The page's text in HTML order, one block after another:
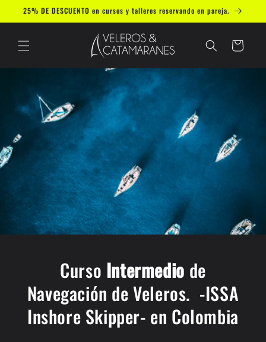
directamente
al contenido
25% DE DESCUENTO en cursos y talleres reservando en pareja.
Carrito
Curso Intermedio de
Navegación de Veleros. -ISSA
Inshore Skipper- en Colombia